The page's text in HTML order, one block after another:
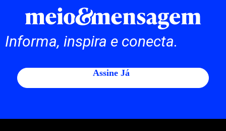
Informa, inspira e conecta.
Assine Já